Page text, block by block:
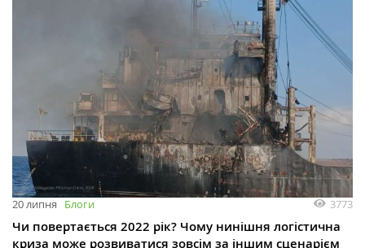
20 липня Блоги 3773
Чи повертається 2022 рік? Чому нинішня логістична
криза може розвиватися зовсім за іншим сценарієм